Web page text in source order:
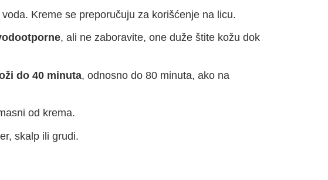
Kreme se preporučuju za korišćenje na licu.
, ali ne zaboravite, one duže štite kožu dok
do 40 minuta, odnosno do 80 minuta, ako na
od krema.
skalp ili grudi.